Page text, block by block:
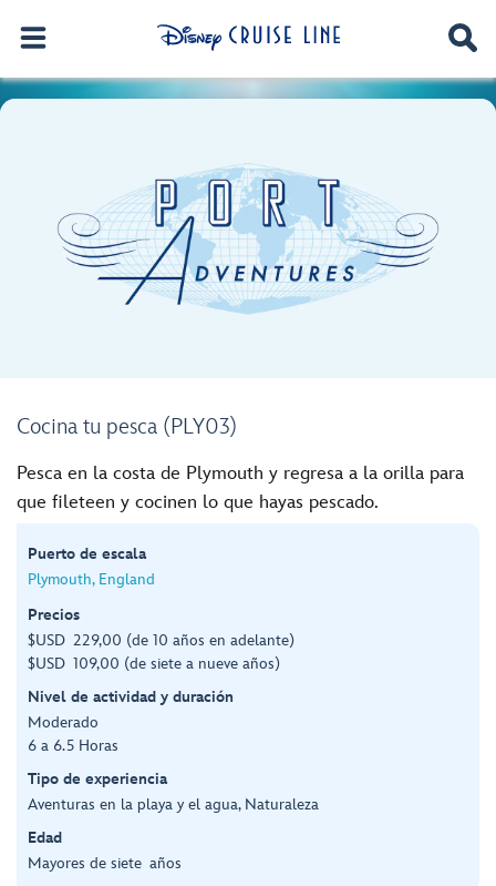
Cocina tu pesca (PLY03)
Pesca en la costa de Plymouth y regresa a la orilla para
que fileteen y cocinen lo que hayas pescado.
Puerto de escala
Plymouth, England
Precios
$USD 229,00 (de 10 años en adelante)
$USD 109,00 (de siete a nueve años)
Nivel de actividad y duración
Moderado
6 a 6.5 Horas
Tipo de experiencia
Aventuras en la playa y el agua, Naturaleza
Edad
Mayores de siete años